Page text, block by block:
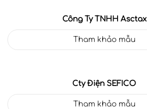
Công Ty TNHH Asctax
Tham khảo mẫu
Cty Điện SEFICO
Tham khảo mẫu